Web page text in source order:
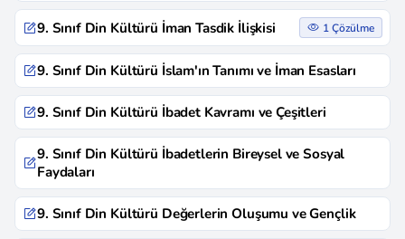
9. Sınıf Din Kültürü İman Tasdik İlişkisi 1 Çözülme
9. Sınıf Din Kültürü İslam'ın Tanımı ve İman Esasları
9. Sınıf Din Kültürü İbadet Kavramı ve Çeşitleri
9. Sınıf Din Kültürü İbadetlerin Bireysel ve Sosyal
Faydaları
9. Sınıf Din Kültürü Değerlerin Oluşumu ve Gençlik